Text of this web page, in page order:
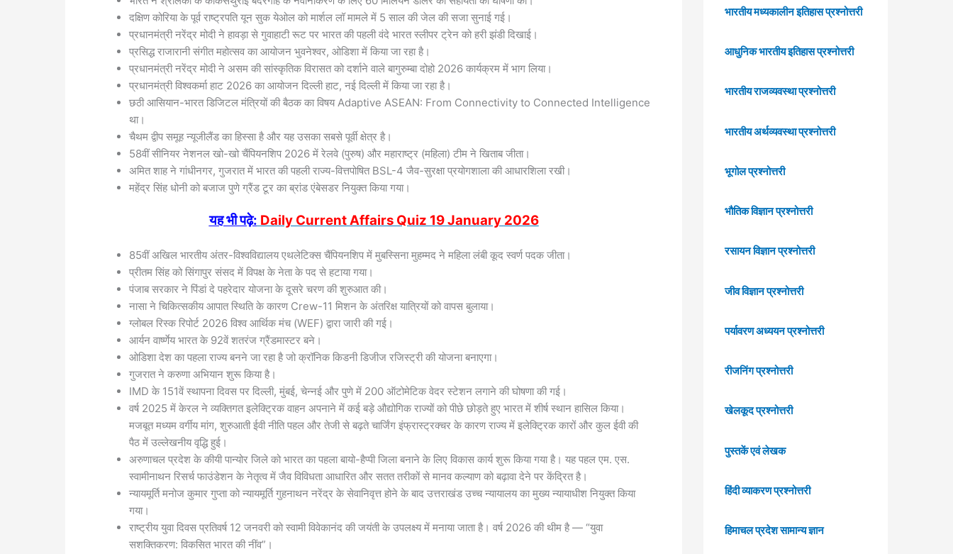
दक्षिण कोरिया के पूर्व राष्ट्रपति यून सुक येओल को मार्शल लॉ मामले में 5 साल की जेल की सजा सुनाई गई।
प्रधानमंत्री नरेंद्र मोदी ने हावड़ा से गुवाहाटी रूट पर भारत की पहली वंदे भारत स्लीपर ट्रेन को हरी झंडी दिखाई।
प्रसिद्ध राजारानी संगीत महोत्सव का आयोजन भुवनेश्वर, ओडिशा में किया जा रहा है।
प्रधानमंत्री नरेंद्र मोदी ने असम की सांस्कृतिक विरासत को दर्शाने वाले बागुरुम्बा दोहो 2026 कार्यक्रम में भाग लिया।
प्रधानमंत्री विश्वकर्मा हाट 2026 का आयोजन दिल्ली हाट, नई दिल्ली में किया जा रहा है।
छठी आसियान-भारत डिजिटल मंत्रियों की बैठक का विषय Adaptive ASEAN: From Connectivity to Connected Intelligence
था।
चैथम द्वीप समूह न्यूजीलैंड का हिस्सा है और यह उसका सबसे पूर्वी क्षेत्र है।
58वीं सीनियर नेशनल खो-खो चैंपियनशिप 2026 में रेलवे (पुरुष) और महाराष्ट्र (महिला) टीम ने खिताब जीता।
अमित शाह ने गांधीनगर, गुजरात में भारत की पहली राज्य-वित्तपोषित BSL-4 जैव-सुरक्षा प्रयोगशाला की आधारशिला रखी।
महेंद्र सिंह धोनी को बजाज पुणे ग्रैंड टूर का ब्रांड एंबेसडर नियुक्त किया गया।
यह भी पढ़े: Daily Current Affairs Quiz 19 January 2026
85वीं अखिल भारतीय अंतर-विश्वविद्यालय एथलेटिक्स चैंपियनशिप में मुबस्सिना मुहम्मद ने महिला लंबी कूद स्वर्ण पदक जीता।
प्रीतम सिंह को सिंगापुर संसद में विपक्ष के नेता के पद से हटाया गया।
पंजाब सरकार ने पिंडां दे पहरेदार योजना के दूसरे चरण की शुरुआत की।
नासा ने चिकित्सकीय आपात स्थिति के कारण Crew-11 मिशन के अंतरिक्ष यात्रियों को वापस बुलाया।
ग्लोबल रिस्क रिपोर्ट 2026 विश्व आर्थिक मंच (WEF) द्वारा जारी की गई।
आर्यन वार्ष्णेय भारत के 92वें शतरंज ग्रैंडमास्टर बने।
ओडिशा देश का पहला राज्य बनने जा रहा है जो क्रॉनिक किडनी डिजीज रजिस्ट्री की योजना बनाएगा।
गुजरात ने करुणा अभियान शुरू किया है।
IMD के 151वें स्थापना दिवस पर दिल्ली, मुंबई, चेन्नई और पुणे में 200 ऑटोमेटिक वेदर स्टेशन लगाने की घोषणा की गई।
वर्ष 2025 में केरल ने व्यक्तिगत इलेक्ट्रिक वाहन अपनाने में कई बड़े औद्योगिक राज्यों को पीछे छोड़ते हुए भारत में शीर्ष स्थान हासिल किया।
मजबूत मध्यम वर्गीय मांग, शुरुआती ईवी नीति पहल और तेजी से बढ़ते चार्जिंग इंफ्रास्ट्रक्चर के कारण राज्य में इलेक्ट्रिक कारों और कुल ईवी की
पैठ में उल्लेखनीय वृद्धि हुई।
अरुणाचल प्रदेश के कीयी पान्योर जिले को भारत का पहला बायो-हैप्पी जिला बनाने के लिए विकास कार्य शुरू किया गया है। यह पहल एम. एस.
स्वामीनाथन रिसर्च फाउंडेशन के नेतृत्व में जैव विविधता आधारित और सतत तरीकों से मानव कल्याण को बढ़ावा देने पर केंद्रित है।
न्यायमूर्ति मनोज कुमार गुप्ता को न्यायमूर्ति गुहनाथन नरेंद्र के सेवानिवृत्त होने के बाद उत्तराखंड उच्च न्यायालय का मुख्य न्यायाधीश नियुक्त किया
गया।
राष्ट्रीय युवा दिवस प्रतिवर्ष 12 जनवरी को स्वामी विवेकानंद की जयंती के उपलक्ष्य में मनाया जाता है। वर्ष 2026 की थीम है — “युवा
सशक्तिकरण: विकसित भारत की नींव”।
भारतीय मध्यकालीन इतिहास प्रश्नोत्तरी
आधुनिक भारतीय इतिहास प्रश्नोत्तरी
भारतीय राजव्यवस्था प्रश्नोत्तरी
भारतीय अर्थव्यवस्था प्रश्नोत्तरी
भूगोल प्रश्नोत्तरी
भौतिक विज्ञान प्रश्नोत्तरी
रसायन विज्ञान प्रश्नोत्तरी
जीव विज्ञान प्रश्नोत्तरी
पर्यावरण अध्ययन प्रश्नोत्तरी
रीजनिंग प्रश्नोत्तरी
खेलकूद प्रश्नोत्तरी
पुस्तकें एवं लेखक
हिंदी व्याकरण प्रश्नोत्तरी
हिमाचल प्रदेश सामान्य ज्ञान